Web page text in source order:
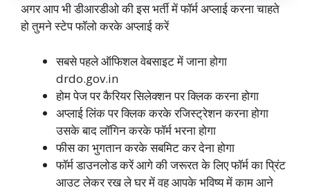
अगर आप भी डीआरडीओ की इस भर्ती में फॉर्म अप्लाई करना चाहते
हो तुमने स्टेप फॉलो करके अप्लाई करें
सबसे पहले ऑफिशल वेबसाइट में जाना होगा
drdo.gov.in
होम पेज पर कैरियर सिलेक्शन पर क्लिक करना होगा
अप्लाई लिंक पर क्लिक करके रजिस्ट्रेशन करना होगा
उसके बाद लॉगिन करके फॉर्म भरना होगा
फीस का भुगतान करके सबमिट कर देना होगा
फॉर्म डाउनलोड करें आगे की जरूरत के लिए फॉर्म का प्रिंट
आउट लेकर रख ले घर में वह आपके भविष्य में काम आने